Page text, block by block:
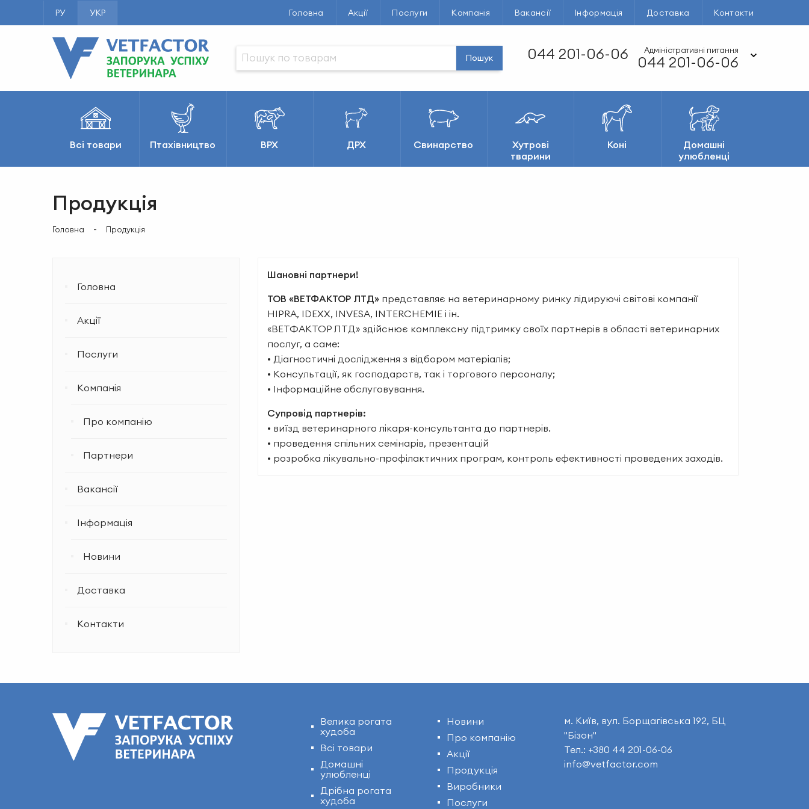
РУ УКР Головна Акції Послуги Компанія Вакансії Інформація Доставка Контакти
Пошук 044 201-06-06 Адміністративні питання
044 201-06-06
Всі товари Птахівництво ВРХ ДРХ Свинарство
Хутрові
тварини
Коні
Домашні
улюбленці
Продукція
Головна Продукція
Головна
Акції
Послуги
Компанія
Про компанію
Партнери
Вакансії
Інформація
Новини
Доставка
Контакти
Шановні партнери!
ТОВ «ВЕТФАКТОР ЛТД» представляє на ветеринарному ринку лідируючі світові компанії
HIPRA, IDEXX, INVESA, INTERCHEMIE і ін.
«ВЕТФАКТОР ЛТД» здійснює комплексну підтримку своїх партнерів в області ветеринарних
послуг, а саме:
• Діагностичні дослідження з відбором матеріалів;
• Консультації, як господарств, так і торгового персоналу;
• Інформаційне обслуговування.
Супровід партнерів:
• виїзд ветеринарного лікаря-консультанта до партнерів.
• проведення спільних семінарів, презентацій
• розробка лікувально-профілактичних програм, контроль ефективності проведених заходів.
Велика рогата
худоба
Всі товари
Домашні
улюбленці
Дрібна рогата
худоба
Новини
Про компанію
Акції
Продукція
Виробники
Послуги
м. Київ, вул. Борщагівська 192, БЦ
"Бізон"
Тел.: +380 44 201-06-06
info@vetfactor.com